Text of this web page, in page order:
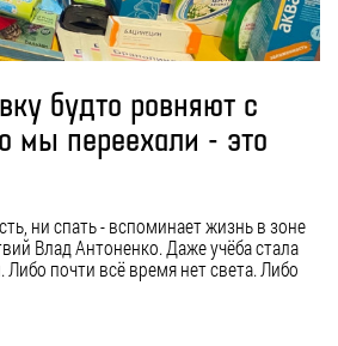
будто ровняют с
мы переехали - это
ни спать - вспоминает жизнь в зоне
Влад Антоненко. Даже учёба стала
почти всё время нет света. Либо